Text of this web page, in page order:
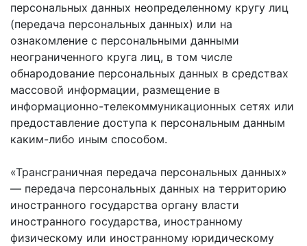
персональных данных неопределенному кругу лиц
(передача персональных данных) или на
ознакомление с персональными данными
неограниченного круга лиц, в том числе
обнародование персональных данных в средствах
массовой информации, размещение в
информационно-телекоммуникационных сетях или
предоставление доступа к персональным данным
каким-либо иным способом.
«Трансграничная передача персональных данных»
— передача персональных данных на территорию
иностранного государства органу власти
иностранного государства, иностранному
физическому или иностранному юридическому